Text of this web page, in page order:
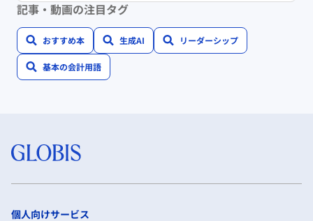
記事・動画の注目タグ
おすすめ本 生成AI リーダーシップ
基本の会計用語
個人向けサービス